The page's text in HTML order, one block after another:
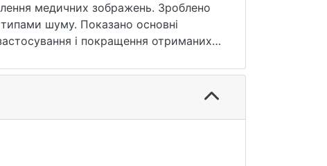
медичних зображень. Зроблено
шуму. Показано основні
і покращення отриманих
К-простір.